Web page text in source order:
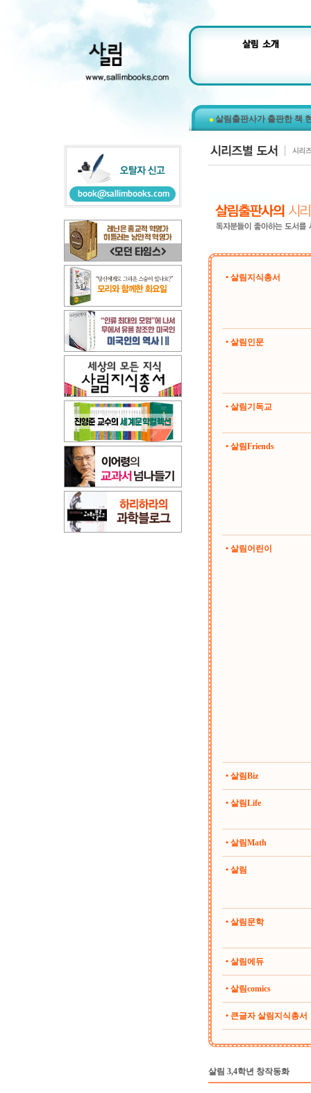
살림출판사가 출판한 책
• 살림지식총서
• 살림인문
• 살림기독교
• 살림Friends
• 살림어린이
• 살림Biz
• 살림Life
• 살림Math
• 살림
• 살림문학
• 살림에듀
• 살림comics
• 큰글자 살림지식총서
살림 3,4학년 창작동화